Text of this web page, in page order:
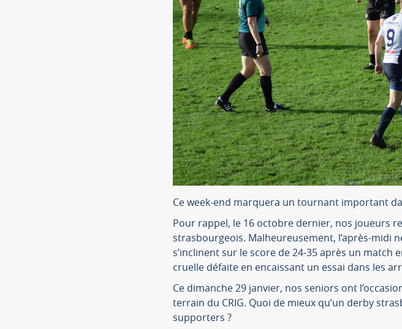
Ce week-end marquera un tournant important
Pour rappel, le 16 octobre dernier, nos joueurs
strasbourgeois. Malheureusement, l’après-midi
s’inclinent sur le score de 24-35 après un
cruelle défaite en encaissant un essai dans les
Ce dimanche 29 janvier, nos seniors ont
terrain du CRIG. Quoi de mieux qu’un derby
supporters ?